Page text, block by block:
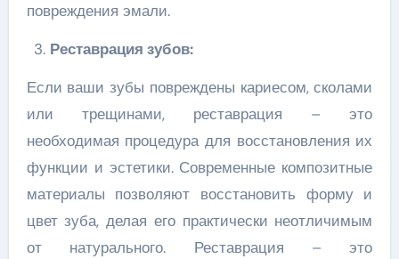
повреждения эмали.
Реставрация зубов:
Если ваши зубы повреждены кариесом, сколами
или трещинами, реставрация – это
необходимая процедура для восстановления их
функции и эстетики. Современные композитные
материалы позволяют восстановить форму и
цвет зуба, делая его практически неотличимым
от натурального. Реставрация – это